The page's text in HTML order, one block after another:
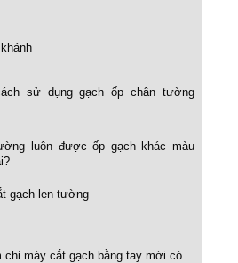
sử dụng gạch ốp chân tường
luôn được ốp gạch khác màu
gạch len tường
chỉ máy cắt gạch bằng tay mới có